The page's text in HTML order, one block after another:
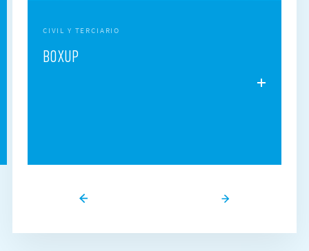
CIVIL Y TERCIARIO
BOXUP